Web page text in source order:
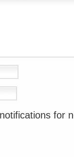
for